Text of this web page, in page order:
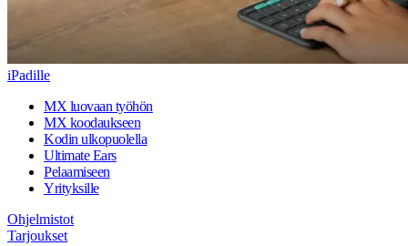
iPadille
MX luovaan työhön
MX koodaukseen
Kodin ulkopuolella
Ultimate Ears
Pelaamiseen
Yrityksille
Ohjelmistot
Tarjoukset